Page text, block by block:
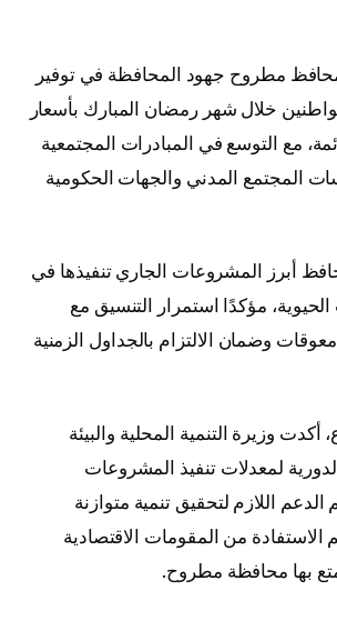
مطروح جهود المحافظة في توفير
خلال شهر رمضان المبارك بأسعار
مع التوسع في المبادرات المجتمعية
المجتمع المدني والجهات الحكومية
أبرز المشروعات الجاري تنفيذها في
مؤكدًا استمرار التنسيق مع
وضمان الالتزام بالجداول الزمنية
أكدت وزيرة التنمية المحلية والبيئة
لمعدلات تنفيذ المشروعات
الدعم اللازم لتحقيق تنمية متوازنة
الاستفادة من المقومات الاقتصادية
بها محافظة مطروح.